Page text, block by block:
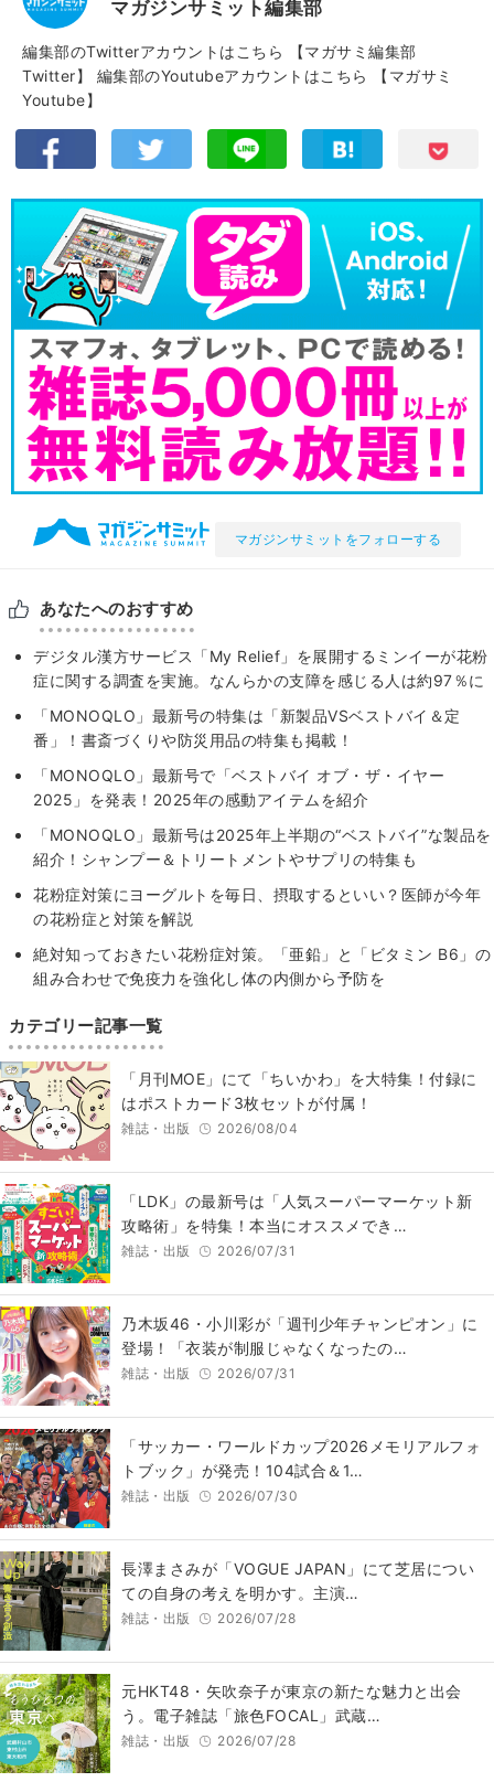
マガジンサミット編集部
編集部のTwitterアカウントはこちら
【マガサミ編集部
Twitter】
編集部のYoutubeアカウントはこちら
【マガサミ
Youtube】
マガジンサミットをフォローする
あなたへのおすすめ
デジタル漢方サービス「My Relief」を展開するミンイーが花粉
症に関する調査を実施。なんらかの支障を感じる人は約97％に
「MONOQLO」最新号の特集は「新製品VSベストバイ＆定
番」！書斎づくりや防災用品の特集も掲載！
「MONOQLO」最新号で「ベストバイ オブ・ザ・イヤー
2025」を発表！2025年の感動アイテムを紹介
「MONOQLO」最新号は2025年上半期の“ベストバイ”な製品を
紹介！シャンプー＆トリートメントやサプリの特集も
花粉症対策にヨーグルトを毎日、摂取するといい？医師が今年
の花粉症と対策を解説
絶対知っておきたい花粉症対策。「亜鉛」と「ビタミン B6」の
組み合わせで免疫力を強化し体の内側から予防を
カテゴリー記事一覧
「月刊MOE」にて「ちいかわ」を大特集！付録に
はポストカード3枚セットが付属！
雑誌・出版 2026/08/04
「LDK」の最新号は「人気スーパーマーケット新
攻略術」を特集！本当にオススメでき…
雑誌・出版 2026/07/31
乃木坂46・小川彩が「週刊少年チャンピオン」に
登場！「衣装が制服じゃなくなったの…
雑誌・出版 2026/07/31
「サッカー・ワールドカップ2026メモリアルフォ
トブック」が発売！104試合＆1…
雑誌・出版 2026/07/30
長澤まさみが「VOGUE JAPAN」にて芝居につい
ての自身の考えを明かす。主演…
雑誌・出版 2026/07/28
元HKT48・矢吹奈子が東京の新たな魅力と出会
う。電子雑誌「旅色FOCAL」武蔵…
雑誌・出版 2026/07/28